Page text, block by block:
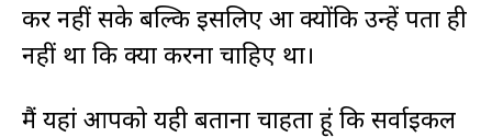
कर नहीं सके बल्कि इसलिए हुआ क्योंकि उन्हें पता ही
नहीं था कि क्या करना चाहिए था।
मैं यहां आपको यही बताना चाहता हूं कि सर्वाइकल